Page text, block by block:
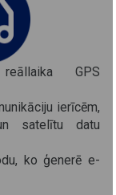
GPS
ierīcēm,
satelītu datu
ko ģenerē e-